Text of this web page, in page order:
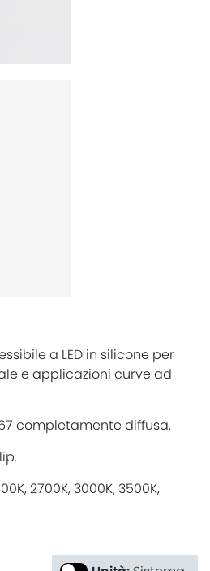
a LED in silicone per
e applicazioni curve ad
completamente diffusa.
2700K, 3000K, 3500K,